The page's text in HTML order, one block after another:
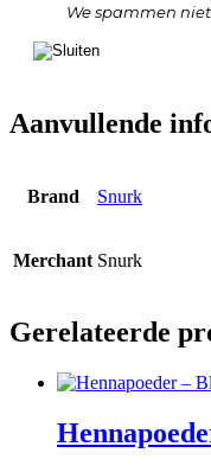
We spammen
Aanvullende
Brand Snurk
Merchant Snurk
Gerelateerde